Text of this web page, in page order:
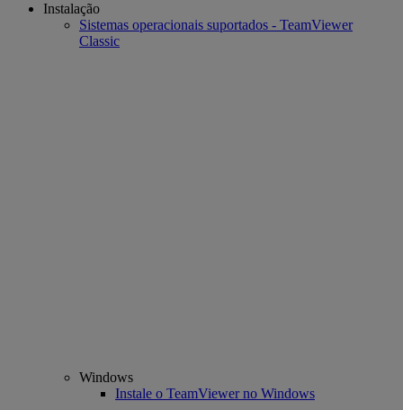
Instalação
Sistemas operacionais suportados - TeamViewer
Classic
Windows
Instale o TeamViewer no Windows